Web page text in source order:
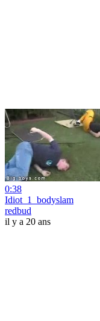
0:38
Idiot_1_bodyslam
redbud
il y a 20 ans